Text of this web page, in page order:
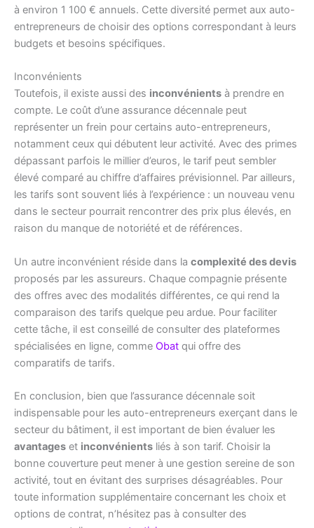
à environ 1 100 € annuels. Cette diversité permet aux auto-
entrepreneurs de choisir des options correspondant à leurs
budgets et besoins spécifiques.
Inconvénients
Toutefois, il existe aussi des inconvénients à prendre en
compte. Le coût d’une assurance décennale peut
représenter un frein pour certains auto-entrepreneurs,
notamment ceux qui débutent leur activité. Avec des primes
dépassant parfois le millier d’euros, le tarif peut sembler
élevé comparé au chiffre d’affaires prévisionnel. Par ailleurs,
les tarifs sont souvent liés à l’expérience : un nouveau venu
dans le secteur pourrait rencontrer des prix plus élevés, en
raison du manque de notoriété et de références.
Un autre inconvénient réside dans la complexité des devis
proposés par les assureurs. Chaque compagnie présente
des offres avec des modalités différentes, ce qui rend la
comparaison des tarifs quelque peu ardue. Pour faciliter
cette tâche, il est conseillé de consulter des plateformes
spécialisées en ligne, comme Obat qui offre des
comparatifs de tarifs.
En conclusion, bien que l’assurance décennale soit
indispensable pour les auto-entrepreneurs exerçant dans le
secteur du bâtiment, il est important de bien évaluer les
avantages et inconvénients liés à son tarif. Choisir la
bonne couverture peut mener à une gestion sereine de son
activité, tout en évitant des surprises désagréables. Pour
toute information supplémentaire concernant les choix et
options de contrat, n’hésitez pas à consulter des